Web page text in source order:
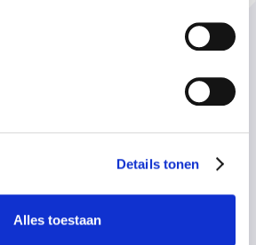
Details tonen
Alles toestaan